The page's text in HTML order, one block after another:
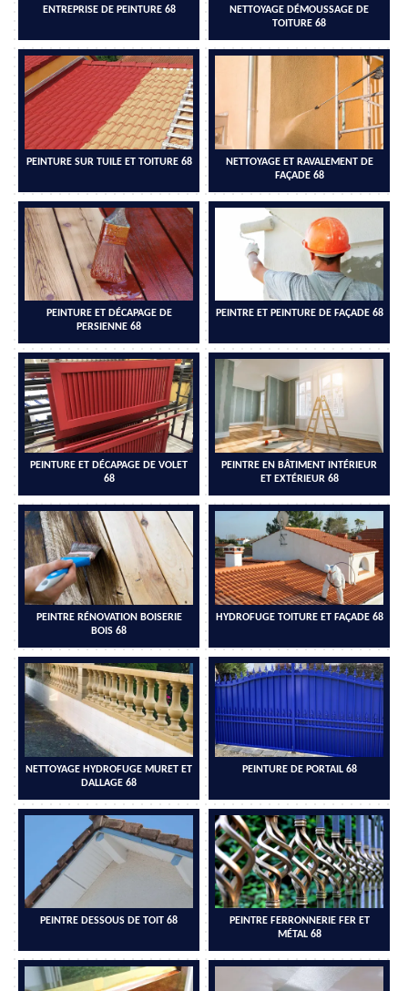
ENTREPRISE DE PEINTURE 68
NETTOYAGE DÉMOUSSAGE DE
TOITURE 68
PEINTURE SUR TUILE ET TOITURE 68
NETTOYAGE ET RAVALEMENT DE
FAÇADE 68
PEINTURE ET DÉCAPAGE DE
PERSIENNE 68
PEINTRE ET PEINTURE DE FAÇADE 68
PEINTURE ET DÉCAPAGE DE VOLET
68
PEINTRE EN BÂTIMENT INTÉRIEUR
ET EXTÉRIEUR 68
PEINTRE RÉNOVATION BOISERIE
BOIS 68
HYDROFUGE TOITURE ET FAÇADE 68
NETTOYAGE HYDROFUGE MURET ET
DALLAGE 68
PEINTURE DE PORTAIL 68
PEINTRE DESSOUS DE TOIT 68
PEINTRE FERRONNERIE FER ET
MÉTAL 68